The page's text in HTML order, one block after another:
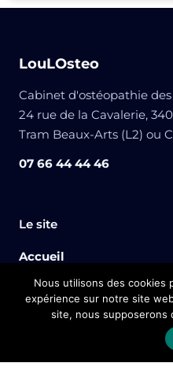
LouLOsteo
Cabinet d'ostéopathie
24 rue de la Cavalerie,
Tram Beaux-Arts (L2) ou
07 66 44 44 46
Le site
Accueil
Mes services
Qui suis-je ?
Nous utilisons des cookies
expérience sur notre site
site, nous supposerons